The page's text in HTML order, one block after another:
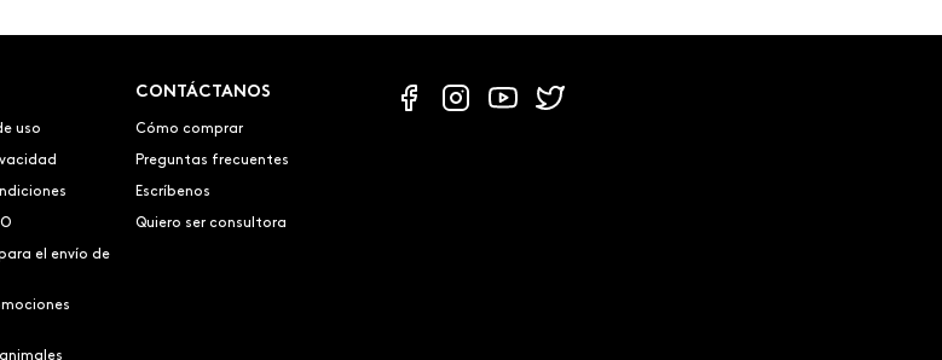
uso
el envío de
CONTÁCTANOS
Cómo comprar
Preguntas frecuentes
Escríbenos
Quiero ser consultora